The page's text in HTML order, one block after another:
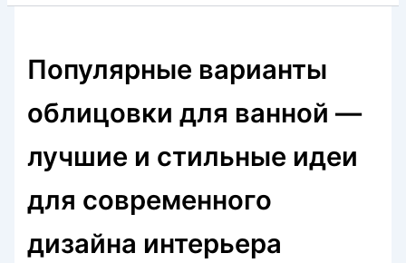
Популярные варианты
облицовки для ванной —
лучшие и стильные идеи
для современного
дизайна интерьера